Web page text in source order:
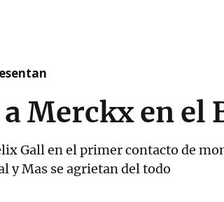
Merckx en el
Gall en el primer contacto de
y Mas se agrietan del todo